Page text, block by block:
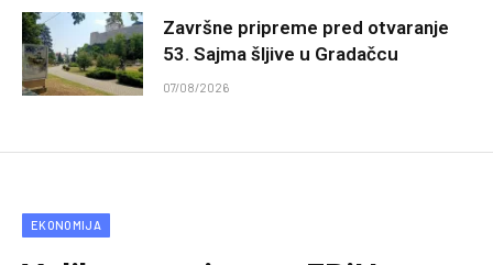
Završne pripreme pred otvaranje
53. Sajma šljive u Gradačcu
07/08/2026
EKONOMIJA